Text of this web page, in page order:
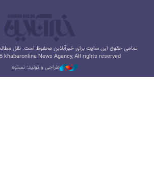
تمامی حقوق این سایت برای خبرآنلاین محفوظ است. نقل
khabaronline News Agancy, All rights reserved
طراحی و تولید: نستوه